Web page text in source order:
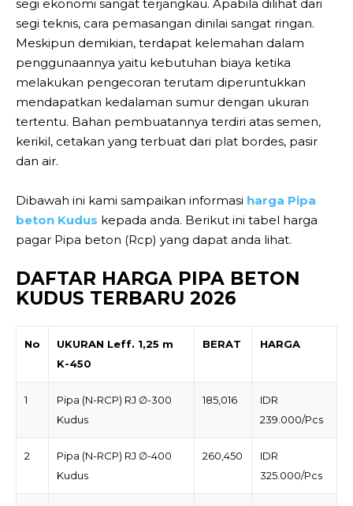
segi ekonomi sangat terjangkau. Apabila dilihat dari
segi teknis, cara pemasangan dinilai sangat ringan.
Meskipun demikian, terdapat kelemahan dalam
penggunaannya yaitu kebutuhan biaya ketika
melakukan pengecoran terutam diperuntukkan
mendapatkan kedalaman sumur dengan ukuran
tertentu. Bahan pembuatannya terdiri atas semen,
kerikil, cetakan yang terbuat dari plat bordes, pasir
dan air.
Dibawah ini kami sampaikan informasi harga Pipa
beton Kudus kepada anda. Berikut ini tabel harga
pagar Pipa beton (Rcp) yang dapat anda lihat.
DAFTAR HARGA PIPA BETON
KUDUS TERBARU 2026
No
UKURAN Leff. 1,25 m
K-450
BERAT HARGA
1
Pipa (N-RCP) RJ ∅-300
Kudus
185,016
IDR
239.000/Pcs
2
Pipa (N-RCP) RJ ∅-400
Kudus
260,450
IDR
325.000/Pcs